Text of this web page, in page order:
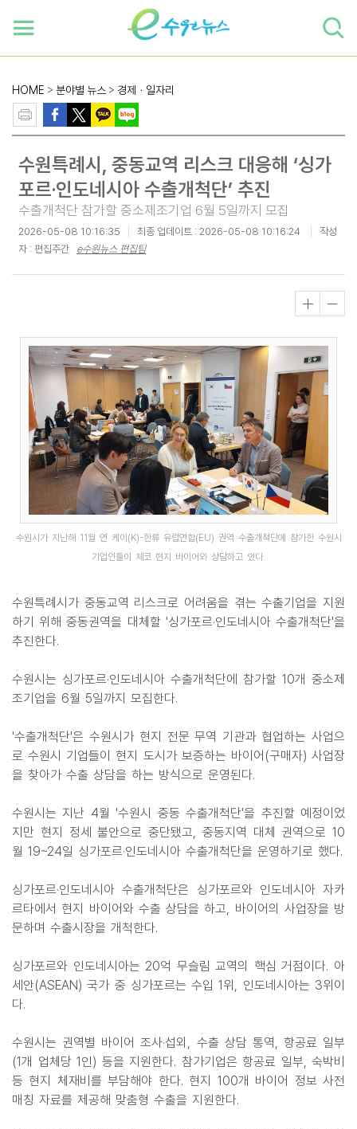
HOME > 분야별 뉴스 > 경제ㆍ일자리
수원특례시, 중동교역 리스크 대응해 ‘싱가
포르·인도네시아 수출개척단’ 추진
수출개척단 참가할 중소제조기업 6월 5일까지 모집
2026-05-08 10:16:35 최종 업데이트 : 2026-05-08 10:16:24
작성
자 : 편집주간 e수원뉴스 편집팀
수원시가 지난해 11월 연 케이(K)-한류 유럽연합(EU) 권역 수출개척단에 참가한 수원시
기업인들이 체코 현지 바이어와 상담하고 있다.
수원특례시가 중동교역 리스크로 어려움을 겪는 수출기업을 지원
하기 위해 중동권역을 대체할 '싱가포르·인도네시아 수출개척단'을
추진한다.
수원시는 싱가포르·인도네시아 수출개척단에 참가할 10개 중소제
조기업을 6월 5일까지 모집한다.
'수출개척단'은 수원시가 현지 전문 무역 기관과 협업하는 사업으
로 수원시 기업들이 현지 도시가 보증하는 바이어(구매자) 사업장
을 찾아가 수출 상담을 하는 방식으로 운영된다.
수원시는 지난 4월 '수원시 중동 수출개척단'을 추진할 예정이었
지만 현지 정세 불안으로 중단됐고, 중동지역 대체 권역으로 10
월 19~24일 싱가포르·인도네시아 수출개척단을 운영하기로 했다.
싱가포르·인도네시아 수출개척단은 싱가포르와 인도네시아 자카
르타에서 현지 바이어와 수출 상담을 하고, 바이어의 사업장을 방
문하며 수출시장을 개척한다.
싱가포르와 인도네시아는 20억 무슬림 교역의 핵심 거점이다. 아
세안(ASEAN) 국가 중 싱가포르는 수입 1위, 인도네시아는 3위이
다.
수원시는 권역별 바이어 조사·섭외, 수출 상담 통역, 항공료 일부
(1개 업체당 1인) 등을 지원한다. 참가기업은 항공료 일부, 숙박비
등 현지 체재비를 부담해야 한다. 현지 100개 바이어 정보 사전
매칭 자료를 제공해 맞춤형 수출을 지원한다.